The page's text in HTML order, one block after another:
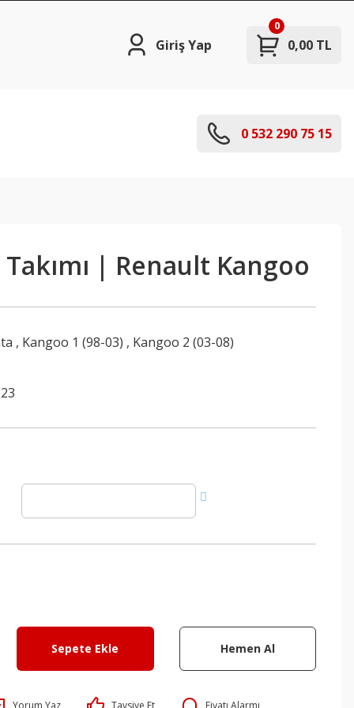
Giriş Yap 0,00 TL
0
0 532 290 75 15
| Renault Kangoo
, Kangoo 1 (98-03) , Kangoo 2 (03-08)
Sepete Ekle Hemen Al
Yorum Yaz Tavsiye Et Fiyatı Alarmı